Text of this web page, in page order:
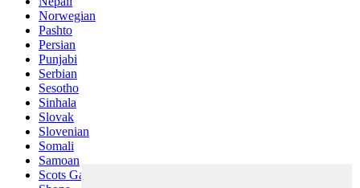
Norwegian
Pashto
Persian
Punjabi
Serbian
Sesotho
Sinhala
Slovak
Slovenian
Somali
Samoan
Scots Gaelic